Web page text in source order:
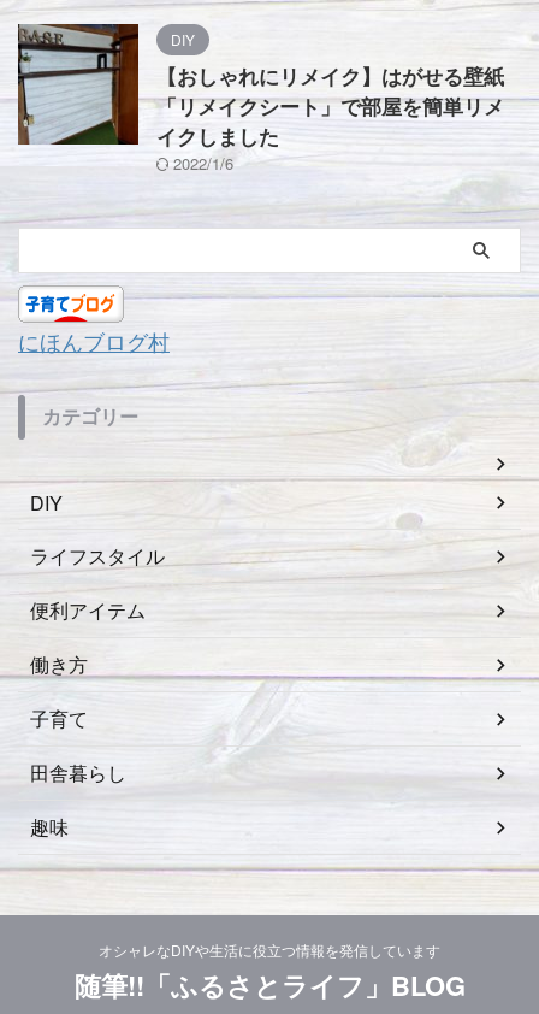
DIY
【おしゃれにリメイク】はがせる壁紙
「リメイクシート」で部屋を簡単リメ
イクしました
2022/1/6
にほんブログ村
カテゴリー
DIY
ライフスタイル
便利アイテム
働き方
子育て
田舎暮らし
趣味
オシャレなDIYや生活に役立つ情報を発信しています
随筆!!「ふるさとライフ」BLOG